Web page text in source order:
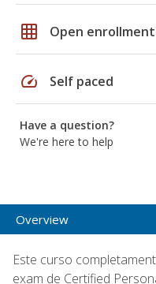
grid_on Open enrollment
speed Self paced
Have a question?
We're here to help
Overview
Este curso
exam de Certified